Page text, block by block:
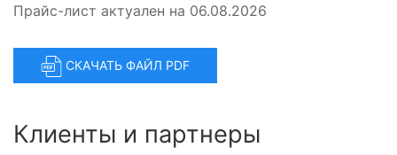
Прайс-лист актуален на 06.08.2026
СКАЧАТЬ ФАЙЛ PDF
Клиенты и партнеры